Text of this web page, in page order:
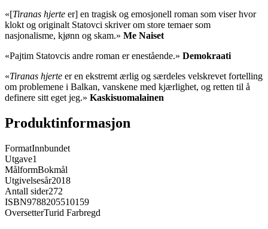
«[Tiranas hjerte er] en tragisk og emosjonell roman som viser hvor
klokt og originalt Statovci skriver om store temaer som
nasjonalisme, kjønn og skam.» Me Naiset
«Pajtim Statovcis andre roman er enestående.» Demokraati
«Tiranas hjerte er en ekstremt ærlig og særdeles velskrevet fortelling
om problemene i Balkan, vanskene med kjærlighet, og retten til å
definere sitt eget jeg.» Kaskisuomalainen
Produktinformasjon
FormatInnbundet
Utgave1
MålformBokmål
Utgivelsesår2018
Antall sider272
ISBN9788205510159
OversetterTurid Farbregd